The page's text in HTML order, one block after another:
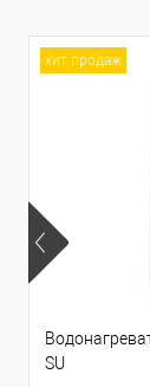
хит продаж
SU